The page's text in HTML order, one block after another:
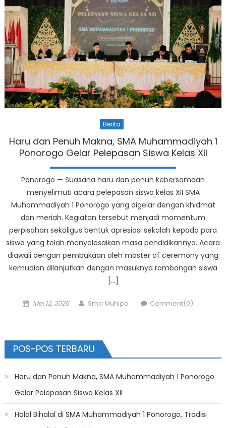
Berita
Haru dan Penuh Makna, SMA Muhammadiyah 1
Ponorogo Gelar Pelepasan Siswa Kelas XII
Ponorogo — Suasana haru dan penuh kebersamaan
menyelimuti acara pelepasan siswa kelas XII SMA
Muhammadiyah 1 Ponorogo yang digelar dengan khidmat
dan meriah. Kegiatan tersebut menjadi momentum
perpisahan sekaligus bentuk apresiasi sekolah kepada para
siswa yang telah menyelesaikan masa pendidikannya. Acara
diawali dengan pembukaan oleh master of ceremony yang
kemudian dilanjutkan dengan masuknya rombongan siswa
[…]
Posted
Mei 12, 2026 Author
Sma Muhipo Comment(0)
POS-POS TERBARU
Haru dan Penuh Makna, SMA Muhammadiyah 1 Ponorogo
Gelar Pelepasan Siswa Kelas XII
Halal Bihalal di SMA Muhammadiyah 1 Ponorogo, Tradisi